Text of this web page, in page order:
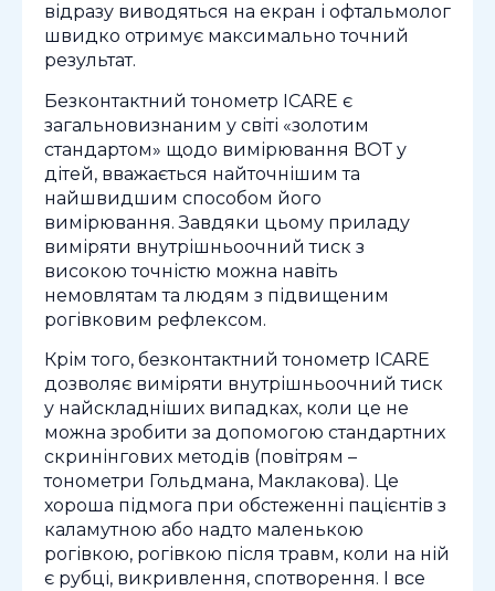
відразу виводяться на екран і офтальмолог
швидко отримує максимально точний
результат. ⠀
Безконтактний тонометр ICARE є
загальновизнаним у світі «золотим
стандартом» щодо вимірювання ВОТ у
дітей, вважається найточнішим та
найшвидшим способом його
вимірювання. Завдяки цьому приладу
виміряти внутрішньоочний тиск з
високою точністю можна навіть
немовлятам та людям з підвищеним
рогівковим рефлексом.
Крім того, безконтактний тонометр ICARE
дозволяє виміряти внутрішньоочний тиск
у найскладніших випадках, коли це не
можна зробити за допомогою стандартних
скринінгових методів (повітрям –
тонометри Гольдмана, Маклакова). Це
хороша підмога при обстеженні пацієнтів з
каламутною або надто маленькою
рогівкою, рогівкою після травм, коли на ній
є рубці, викривлення, спотворення. І все